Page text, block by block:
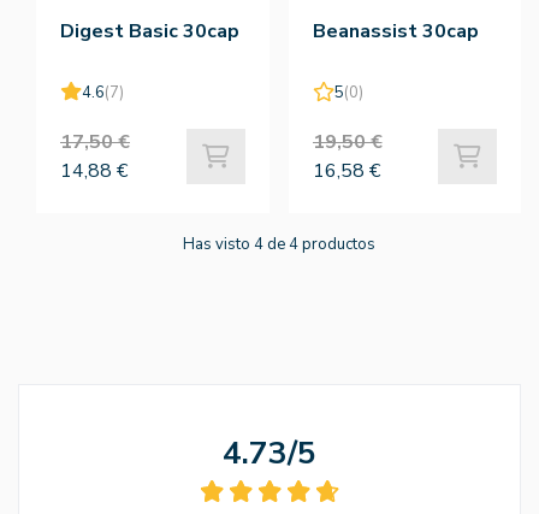
Digest Basic 30cap
4.6(7)
17,50 €
14,88 €
Beanassist 30cap
5(0)
19,50 €
16,58 €
Has visto 4 de 4 productos
4.73/5